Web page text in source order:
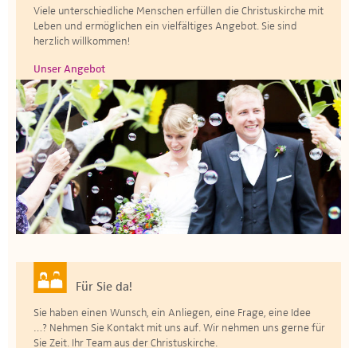
Viele unterschiedliche Menschen erfüllen die Christuskirche mit
Leben und ermöglichen ein vielfältiges Angebot. Sie sind
herzlich willkommen!
Unser Angebot
Für Sie da!
Sie haben einen Wunsch, ein Anliegen, eine Frage, eine Idee
…? Nehmen Sie Kontakt mit uns auf. Wir nehmen uns gerne für
Sie Zeit. Ihr Team aus der Christuskirche.